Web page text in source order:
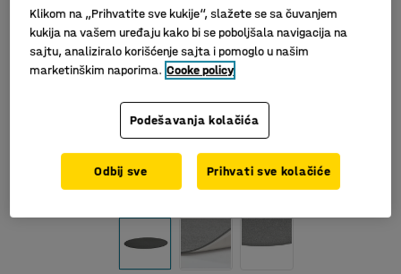
Klikom na „Prihvatite sve kukije“, slažete se sa čuvanjem
kukija na vašem uređaju kako bi se poboljšala navigacija na
sajtu, analiziralo korišćenje sajta i pomoglo u našim
marketinškim naporima. Cooke policy
Podešavanja kolačića
Odbij sve Prihvati sve kolačiće